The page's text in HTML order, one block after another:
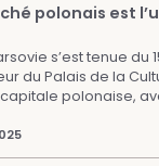
polonais est
s’est tenue du
du Palais de la
polonaise,